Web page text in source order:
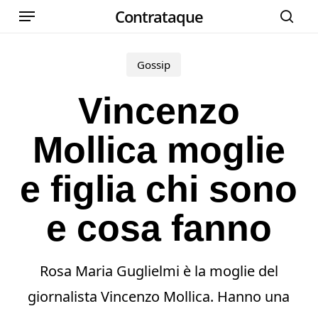
Skip
Contrataque
Menu
Gossip
Vincenzo
Mollica moglie
e figlia chi sono
e cosa fanno
Rosa Maria Guglielmi è la moglie del
giornalista Vincenzo Mollica. Hanno una